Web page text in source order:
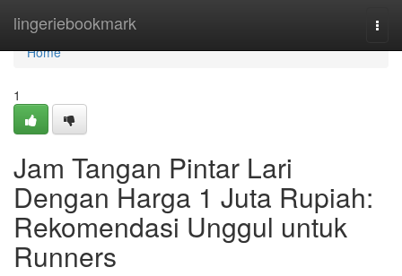
lingeriebookmark
Home
Home
1
Jam Tangan Pintar Lari
Dengan Harga 1 Juta Rupiah:
Rekomendasi Unggul untuk
Runners